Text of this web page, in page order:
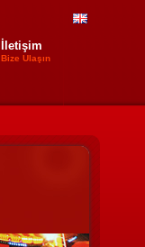
İletişim
Bize Ulaşın